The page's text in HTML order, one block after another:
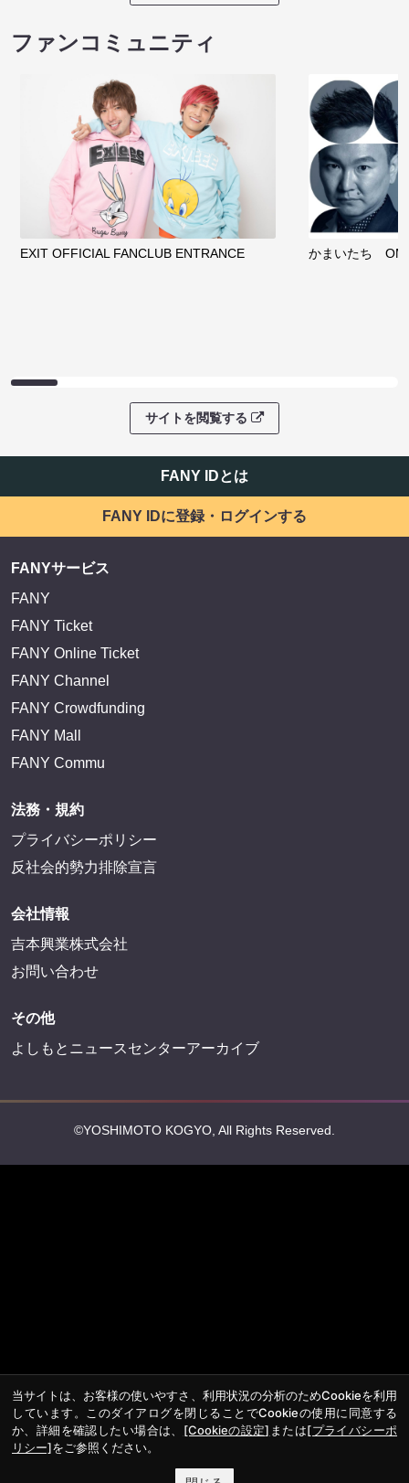
ファンコミュニティ
EXIT OFFICIAL FANCLUB ENTRANCE かまいたち
サイトを閲覧する
FANY IDとは
FANY IDに登録・ログインする
FANYサービス
FANY
FANY Ticket
FANY Online Ticket
FANY Channel
FANY Crowdfunding
FANY Mall
FANY Commu
法務・規約
プライバシーポリシー
反社会的勢力排除宣言
会社情報
吉本興業株式会社
お問い合わせ
その他
よしもとニュースセンターアーカイブ
©YOSHIMOTO KOGYO, All Rights Reserved.
当サイトは、お客様の使いやすさ、利用状況の分析のためCookieを利用
しています。このダイアログを閉じることでCookieの使用に同意する
か、詳細を確認したい場合は、 [Cookieの設定] または[プライバシーポ
リシー]をご参照ください。